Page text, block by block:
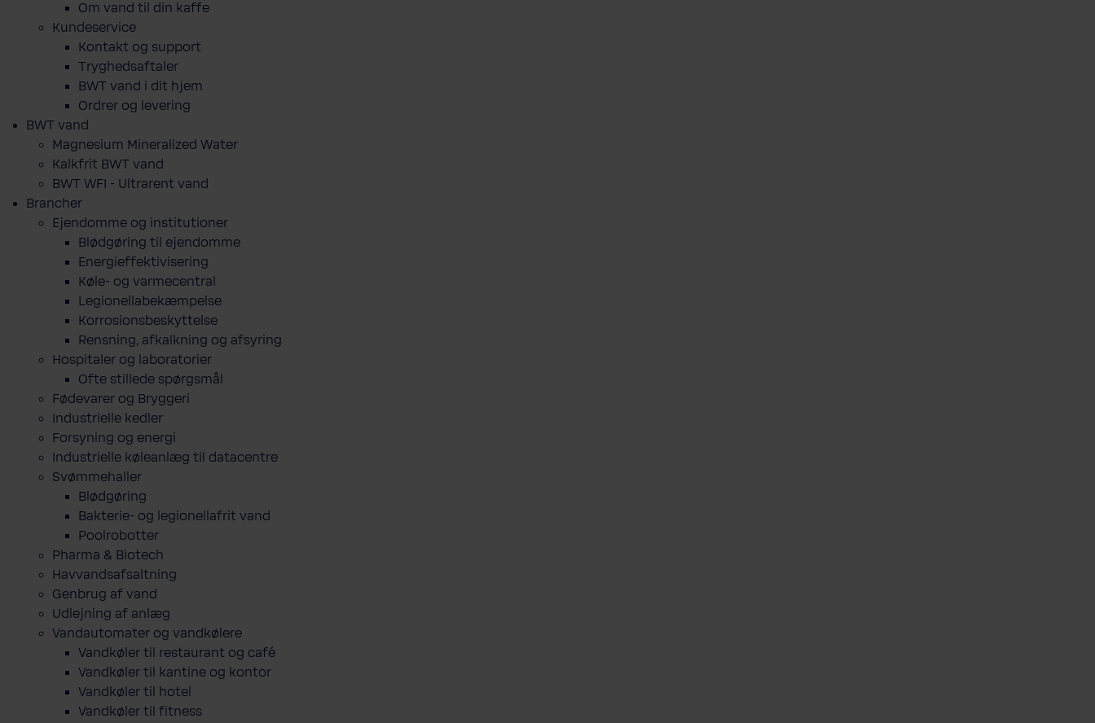
Om vand til din kaffe
Kundeservice
Kontakt og support
Tryghedsaftaler
BWT vand i dit hjem
Ordrer og levering
BWT vand
Magnesium Mineralized Water
Kalkfrit BWT vand
BWT WFI - Ultrarent vand
Brancher
Ejendomme og institutioner
Blødgøring til ejendomme
Energieffektivisering
Køle- og varmecentral
Legionellabekæmpelse
Korrosionsbeskyttelse
Rensning, afkalkning og afsyring
Hospitaler og laboratorier
Ofte stillede spørgsmål
Fødevarer og Bryggeri
Industrielle kedler
Forsyning og energi
Industrielle køleanlæg til datacentre
Svømmehaller
Blødgøring
Bakterie- og legionellafrit vand
Poolrobotter
Pharma & Biotech
Havvandsafsaltning
Genbrug af vand
Udlejning af anlæg
Vandautomater og vandkølere
Vandkøler til restaurant og café
Vandkøler til kantine og kontor
Vandkøler til hotel
Vandkøler til fitness